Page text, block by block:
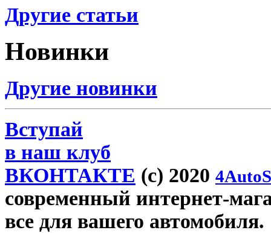
Другие статьи
Новинки
Другие новинки
Вступай
в наш клуб
ВКОНТАКТЕ (c) 2020
современный интернет-
все для вашего автомобиля.